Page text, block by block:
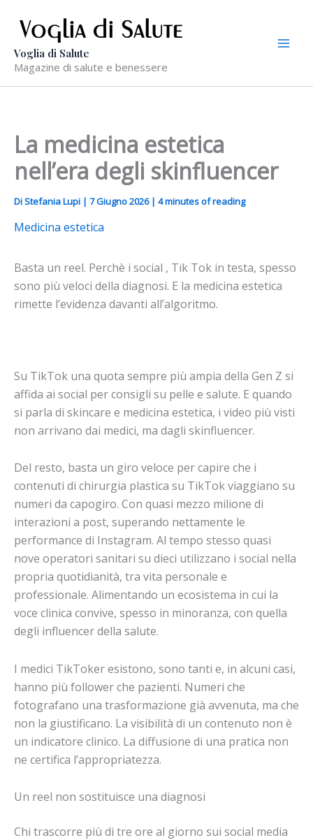
contenuto
Voglia di Salute
Magazine di salute e benessere
La medicina estetica
nell’era degli skinfluencer
DiStefania Lupi | 7 Giugno 2026 | 4 minutes of reading
Medicina estetica
Basta un reel. Perchè i social , Tik Tok in testa, spesso
sono più veloci della diagnosi. E la medicina estetica
rimette l’evidenza davanti all’algoritmo.
Su TikTok una quota sempre più ampia della Gen Z si
affida ai social per consigli su pelle e salute. E quando
si parla di skincare e medicina estetica, i video più visti
non arrivano dai medici, ma dagli skinfluencer.
Del resto, basta un giro veloce per capire che i
contenuti di chirurgia plastica su TikTok viaggiano su
numeri da capogiro. Con quasi mezzo milione di
interazioni a post, superando nettamente le
performance di Instagram. Al tempo stesso quasi
nove operatori sanitari su dieci utilizzano i social nella
propria quotidianità, tra vita personale e
professionale. Alimentando un ecosistema in cui la
voce clinica convive, spesso in minoranza, con quella
degli influencer della salute.
I medici TikToker esistono, sono tanti e, in alcuni casi,
hanno più follower che pazienti. Numeri che
fotografano una trasformazione già avvenuta, ma che
non la giustificano. La visibilità di un contenuto non è
un indicatore clinico. La diffusione di una pratica non
ne certifica l’appropriatezza.
Un reel non sostituisce una diagnosi
Chi trascorre più di tre ore al giorno sui social media